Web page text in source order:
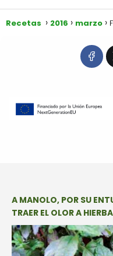
Recetas 2016 marzo
A MANOLO, POR SU
TRAER EL OLOR A